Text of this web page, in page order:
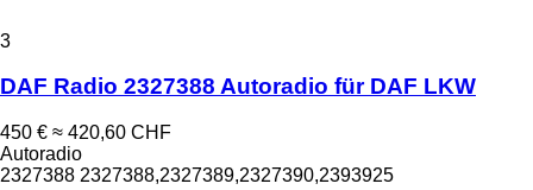
3
DAF Radio 2327388 Autoradio für DAF LKW
450 € ≈ 420,60 CHF
Autoradio
2327388 2327388,2327389,2327390,2393925